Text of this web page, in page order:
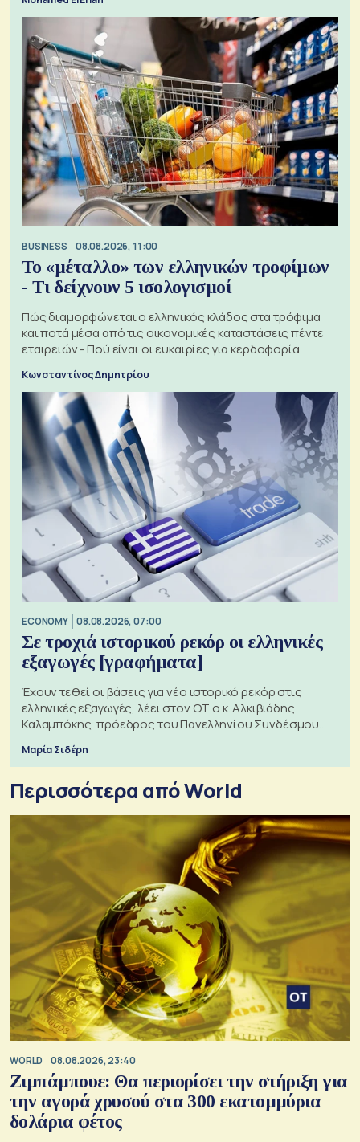
BUSINESS 08.08.2026, 11:00
Το «μέταλλο» των ελληνικών τροφίμων
- Τι δείχνουν 5 ισολογισμοί
Πώς διαμορφώνεται ο ελληνικός κλάδος στα τρόφιμα
και ποτά μέσα από τις οικονομικές καταστάσεις πέντε
εταιρειών - Πού είναι οι ευκαιρίες για κερδοφορία
Κωνσταντίνος Δημητρίου
ECONOMY 08.08.2026, 07:00
Σε τροχιά ιστορικού ρεκόρ οι ελληνικές
εξαγωγές [γραφήματα]
Έχουν τεθεί οι βάσεις για νέο ιστορικό ρεκόρ στις
ελληνικές εξαγωγές, λέει στον ΟΤ ο κ. Αλκιβιάδης
Καλαμπόκης, πρόεδρος του Πανελληνίου Συνδέσμου
Εξαγωγέων
Μαρία Σιδέρη
Περισσότερα από World
WORLD 08.08.2026, 23:40
Ζιμπάμπουε: Θα περιορίσει την στήριξη για
την αγορά χρυσού στα 300 εκατομμύρια
δολάρια φέτος